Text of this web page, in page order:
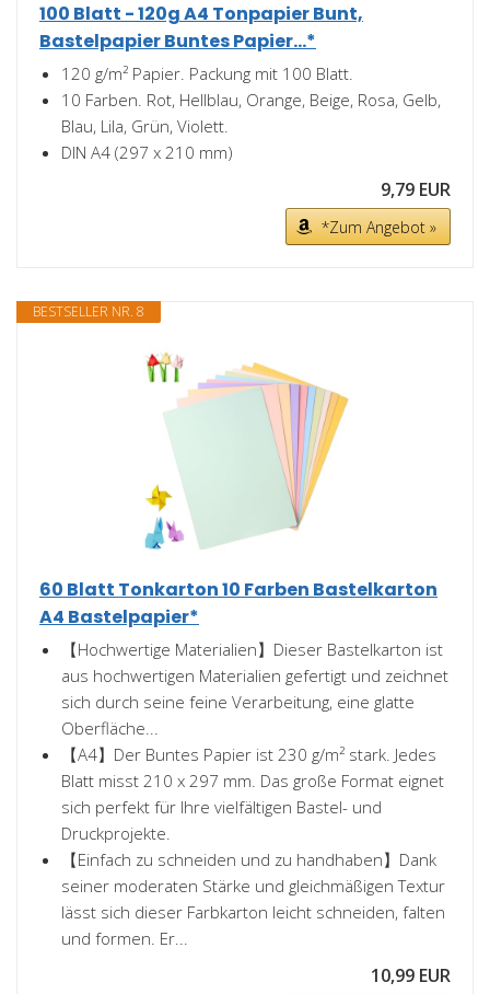
100 Blatt - 120g A4 Tonpapier Bunt,
Bastelpapier Buntes Papier...*
120 g/m² Papier. Packung mit 100 Blatt.
10 Farben. Rot, Hellblau, Orange, Beige, Rosa, Gelb,
Blau, Lila, Grün, Violett.
DIN A4 (297 x 210 mm)
9,79 EUR
*Zum Angebot »
BESTSELLER NR. 8
60 Blatt Tonkarton 10 Farben Bastelkarton
A4 Bastelpapier*
【Hochwertige Materialien】Dieser Bastelkarton ist
aus hochwertigen Materialien gefertigt und zeichnet
sich durch seine feine Verarbeitung, eine glatte
Oberfläche...
【A4】Der Buntes Papier ist 230 g/m² stark. Jedes
Blatt misst 210 x 297 mm. Das große Format eignet
sich perfekt für Ihre vielfältigen Bastel- und
Druckprojekte.
【Einfach zu schneiden und zu handhaben】Dank
seiner moderaten Stärke und gleichmäßigen Textur
lässt sich dieser Farbkarton leicht schneiden, falten
und formen. Er...
10,99 EUR